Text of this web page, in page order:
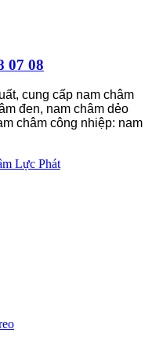
07 08
cung cấp nam châm
đen, nam châm dẻo
châm công nhiệp: nam
Lực Phát